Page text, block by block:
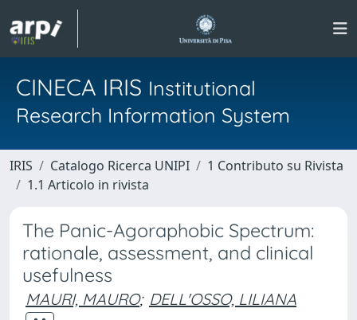
CINECA IRIS Institutional
Research Information System
IRIS Catalogo Ricerca UNIPI
1 Contributo su Rivista
1.1 Articolo in rivista
The Panic-Agoraphobic Spectrum:
rationale, assessment, and clinical
usefulness
MAURI, MAURO; DELL'OSSO, LILIANA